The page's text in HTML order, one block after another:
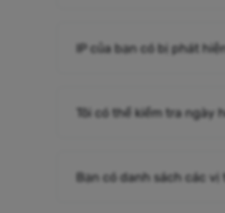
IP của bạn có bị phát
Tôi có thể kiểm tra ngày
Bạn có danh sách các vị